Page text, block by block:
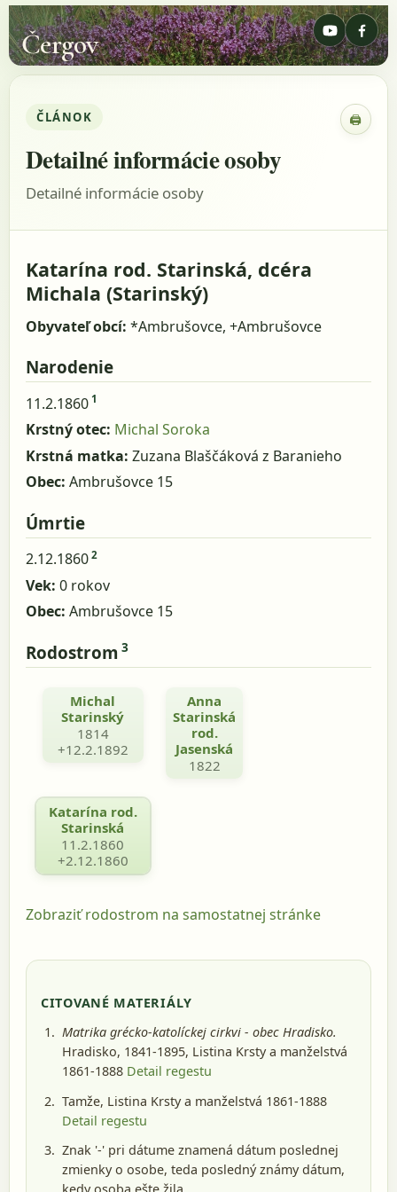
Čergov
ČLÁNOK 🖨
Detailné informácie osoby
Detailné informácie osoby
Katarína rod. Starinská, dcéra
Michala (Starinský)
Obyvateľ obcí: *Ambrušovce, +Ambrušovce
Narodenie
11.2.1860 1
Krstný otec: Michal Soroka
Krstná matka: Zuzana Blaščáková z Baranieho
Obec: Ambrušovce 15
Úmrtie
2.12.1860 2
Vek: 0 rokov
Obec: Ambrušovce 15
Rodostrom 3
Michal
Starinský
1814
+12.2.1892
Anna
Starinská
rod.
Jasenská
1822
Katarína rod.
Starinská
11.2.1860
+2.12.1860
Zobraziť rodostrom na samostatnej stránke
CITOVANÉ MATERIÁLY
Matrika grécko-katolíckej cirkvi - obec Hradisko.
Hradisko, 1841-1895, Listina Krsty a manželstvá
1861-1888 Detail regestu
Tamže, Listina Krsty a manželstvá 1861-1888
Detail regestu
Znak '-' pri dátume znamená dátum poslednej
zmienky o osobe, teda posledný známy dátum,